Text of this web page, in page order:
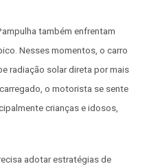
também enfrentam
Nesses momentos, o carro
radiação solar direta por mais
o motorista se sente
crianças e idosos,
adotar estratégias de